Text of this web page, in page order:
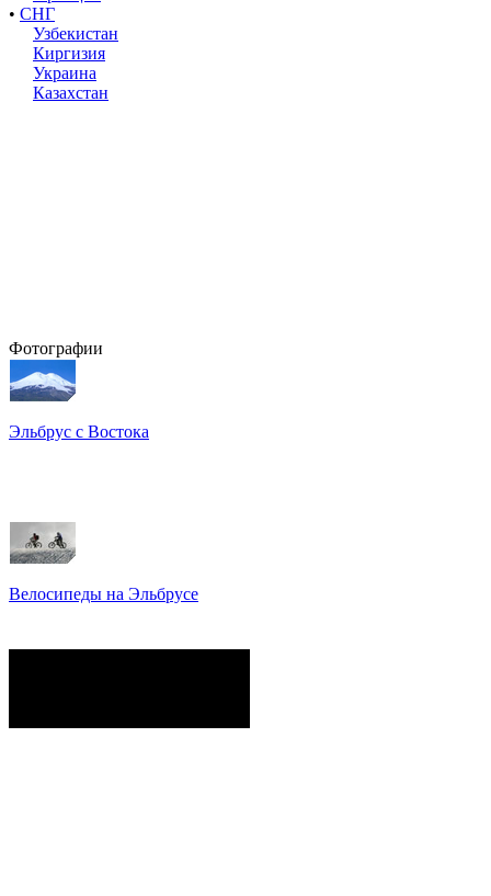
• СНГ
Узбекистан
Киргизия
Украина
Казахстан
Фотографии
Эльбрус с Востока
Велосипеды на Эльбрусе